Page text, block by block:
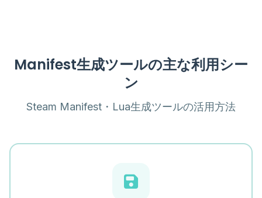
Manifest生成ツールの主な利用シー
ン
Steam Manifest・Lua生成ツールの活用方法